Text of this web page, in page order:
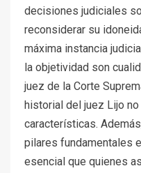
decisiones judiciales
reconsiderar su
máxima instancia
la objetividad son
juez de la Corte
historial del juez Lijo
características.
pilares fundamentales
esencial que quienes